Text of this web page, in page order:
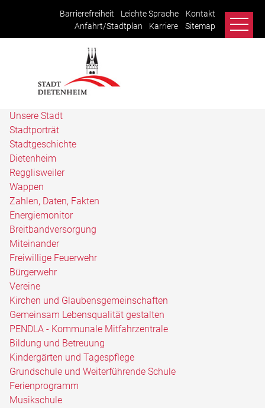
Barrierefreiheit Leichte Sprache
Kontakt
Anfahrt/Stadtplan
Karriere Sitemap
Unsere Stadt
Stadtporträt
Stadtgeschichte
Dietenheim
Regglisweiler
Wappen
Zahlen, Daten, Fakten
Energiemonitor
Breitbandversorgung
Miteinander
Freiwillige Feuerwehr
Bürgerwehr
Vereine
Kirchen und Glaubensgemeinschaften
Gemeinsam Lebensqualität gestalten
PENDLA - Kommunale Mitfahrzentrale
Bildung und Betreuung
Kindergärten und Tagespflege
Grundschule und Weiterführende Schule
Ferienprogramm
Musikschule